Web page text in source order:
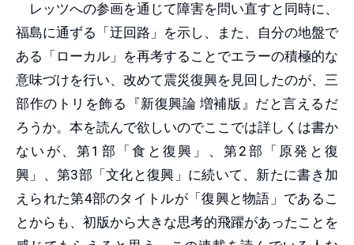
レッツへの参画を通じて障害を問い直すと同時に、
福島に通ずる「迂回路」を示し、また、自分の地盤で
ある「ローカル」を再考することでエラーの積極的な
意味づけを行い、改めて震災復興を見回したのが、三
部作のトリを飾る『新復興論 増補版』だと言えるだ
ろうか。本を読んで欲しいのでここでは詳しくは書か
ないが、第1部「食と復興」、第2部「原発と復
興」、第3部「文化と復興」に続いて、新たに書き加
えられた第4部のタイトルが「復興と物語」であるこ
とからも、初版から大きな思考的飛躍があったことを